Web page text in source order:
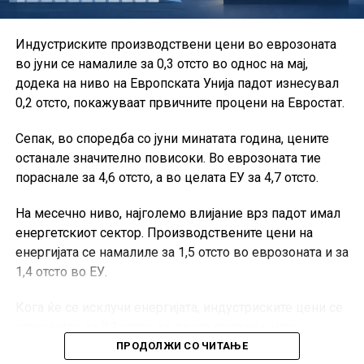
проекти, за игри на среќа и за стартапи.
Од ССКМ посочуваат дека остануваат посветени на
создавање современ и обединет коморски систем,
клима, развој на претприемништвото и поголема
конкурентност на македонските компании.
Индустриските производствени цени во еврозоната
во јуни се намалиле за 0,3 отсто во однос на мај,
додека на ниво на Европската Унија падот изнесувал
0,2 отсто, покажуваат првичните процени на Евростат.
Сепак, во споредба со јуни минатата година, цените
останале значително повисоки. Во еврозоната тие
пораснале за 4,6 отсто, а во целата ЕУ за 4,7 отсто.
На месечно ниво, најголемо влијание врз падот имал
енергетскиот сектор. Производствените цени на
енергијата се намалиле за 1,5 отсто во еврозоната и за
1,4 отсто во ЕУ.
покажува дека поевтинувањето не било присутно во
ПРОДОЛЖИ СО ЧИТАЊЕ